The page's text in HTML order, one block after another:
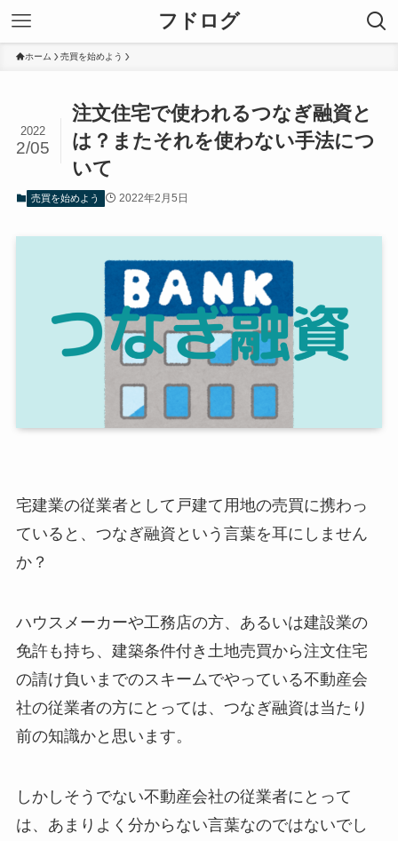
フドログ
ホーム 売買を始めよう
注文住宅で使われるつなぎ融資と
は？またそれを使わない手法につ
いて
2022
2/05
売買を始めよう 2022年2月5日
宅建業の従業者として戸建て用地の売買に携わっ
ていると、つなぎ融資という言葉を耳にしません
か？
ハウスメーカーや工務店の方、あるいは建設業の
免許も持ち、建築条件付き土地売買から注文住宅
の請け負いまでのスキームでやっている不動産会
社の従業者の方にとっては、つなぎ融資は当たり
前の知識かと思います。
しかしそうでない不動産会社の従業者にとって
は、あまりよく分からない言葉なのではないでし